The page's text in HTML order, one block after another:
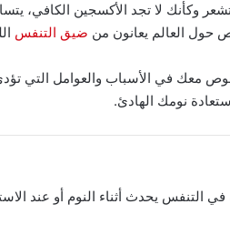
وكأنك لا تجد الأكسجين الكافي،
حول العالم يعانون من ضيق التنفس
معك في الأسباب والعوامل التي
نومك الهادئ.
يحدث أثناء النوم أو عند